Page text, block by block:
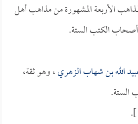
الأربعة المشهورة من مذاهب أهل
الكتب الستة.
الله بن شهاب الزهري، وهو ثقة،
الستة.
].